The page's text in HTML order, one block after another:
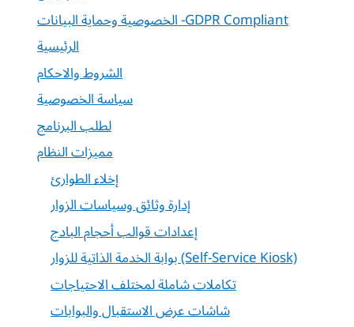
الخصوصية وحماية البيانات -GDPR Compliant
الرئيسية
الشروط والاحكام
سياسة الخصوصية
لطلب البرنامج
مميزات النظام
إخلاء الطوارئ
إدارة وثائق وسياسات الزوار
إعدادات قوالب أحجام البادج
بوابة الخدمة الذاتية للزوار (Self-Service Kiosk)
تكاملات شاملة لمختلف الاحتياجات
شاشات عرض الاستقبال والبوابات